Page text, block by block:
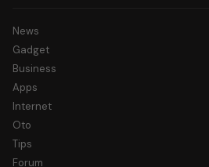
News
Gadget
Business
Apps
Internet
Oto
Tips
Forum